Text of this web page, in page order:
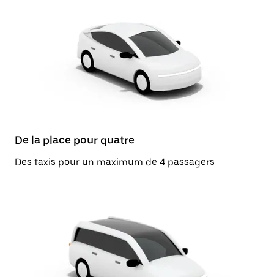
De la place pour quatre
Des taxis pour un maximum de 4 passagers